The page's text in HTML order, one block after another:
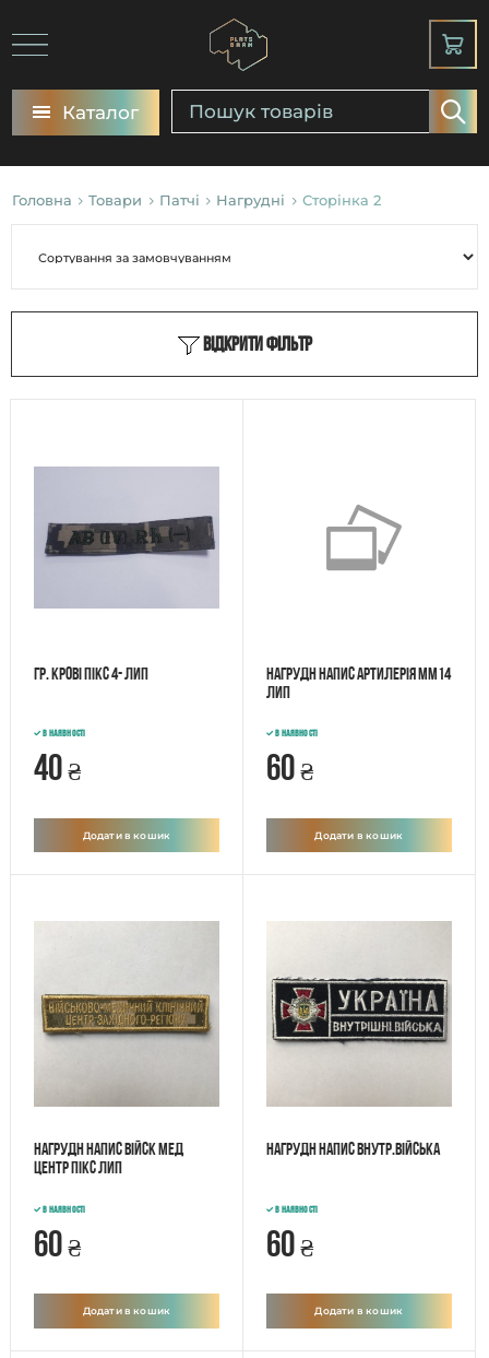
Каталог
Головна Товари Патчі Нагрудні Сторінка 2
Відкрити фільтр
Гр. крові пікс 4- лип
В наявності
40 ₴
Додати в кошик
Нагрудн напис Артилерія ММ14
лип
В наявності
60 ₴
Додати в кошик
Нагрудн напис Війск мед
Центр пікс лип
В наявності
60 ₴
Додати в кошик
Нагрудн напис Внутр.війська
В наявності
60 ₴
Додати в кошик